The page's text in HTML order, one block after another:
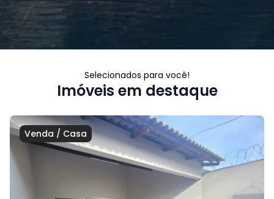
Selecionados para você!
Imóveis em destaque
Venda / Casa